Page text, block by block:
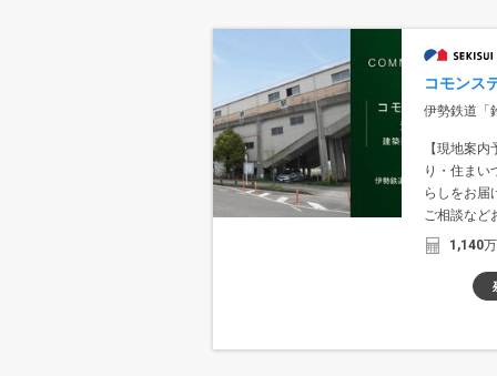
コモンス
伊勢鉄道「
【現地案
り・住まい
らしをお届
ご相談など
1,140